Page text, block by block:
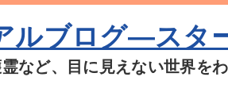
ルブログ―スタ
など、目に見えない世界を